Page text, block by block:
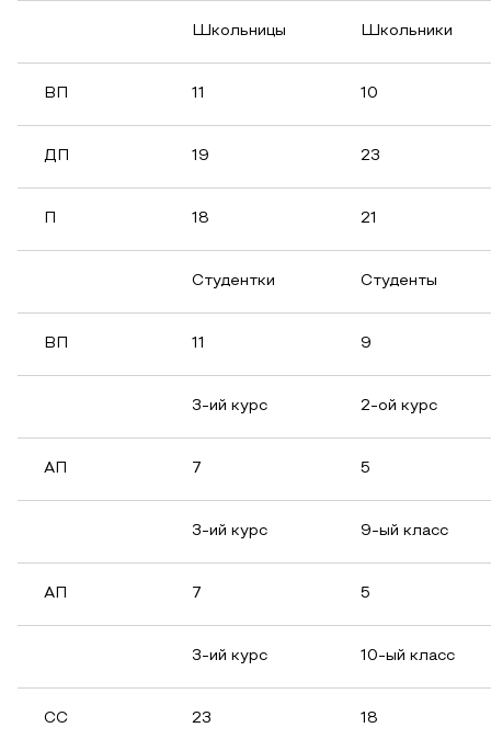
Школьницы Школьники
ВП 11 10
ДП 19 23
18 21
Студентки Студенты
ВП 11 9
3-ий курс 2-ой курс
АП 7 5
3-ий курс 9-ый класс
АП 7 5
3-ий курс 10-ый класс
СС 23 18